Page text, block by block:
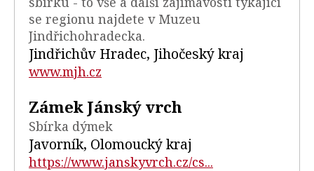
se regionu najdete v Muzeu
Jindřichohradecka.
Jindřichův Hradec, Jihočeský kraj
www.mjh.cz
Zámek Jánský vrch
Sbírka dýmek
Javorník, Olomoucký kraj
https://www.janskyvrch.cz/cs...